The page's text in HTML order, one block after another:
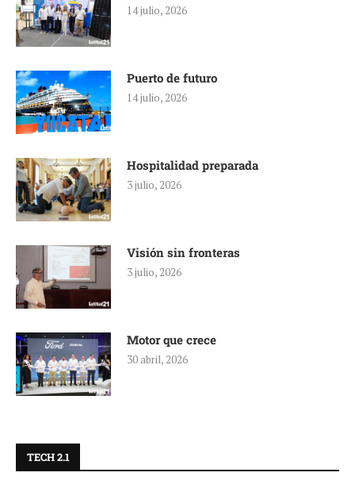
14 julio, 2026
Puerto de futuro
14 julio, 2026
Hospitalidad preparada
3 julio, 2026
Visión sin fronteras
3 julio, 2026
Motor que crece
30 abril, 2026
TECH 2.1